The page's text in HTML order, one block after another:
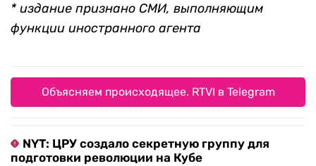
* издание признано СМИ, выполняющим
функции иностранного агента
Объясняем происходящее. RTVI в Telegram
NYT: ЦРУ создало секретную группу для
подготовки революции на Кубе